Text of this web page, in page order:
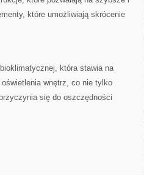
które umożliwiają skrócenie
która stawia na
oświetlenia wnętrz, co nie tylko
się ⁣do ‌oszczędności